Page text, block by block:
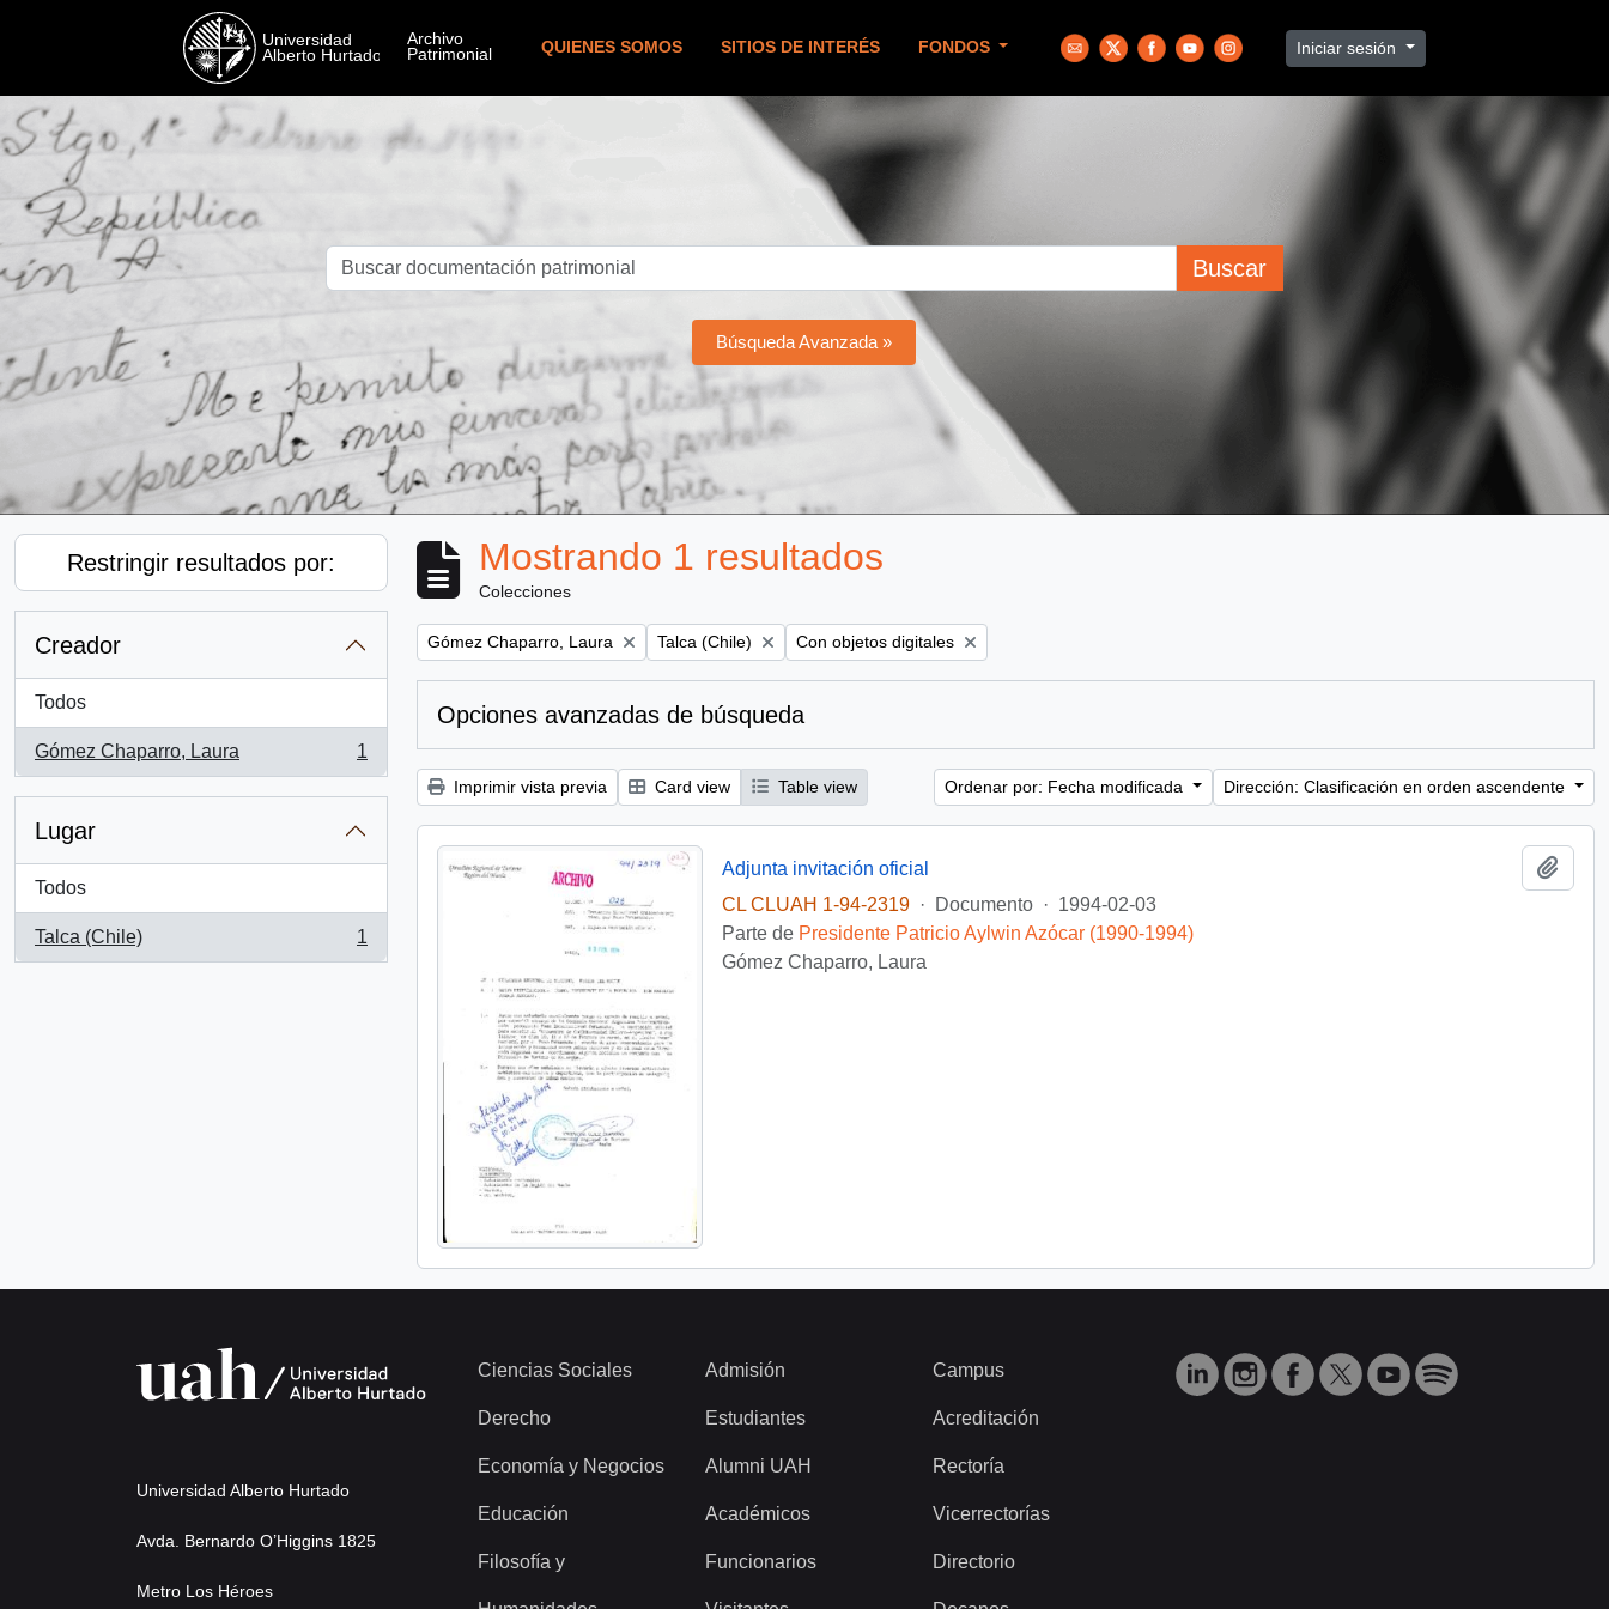
QUIENES SOMOS SITIOS DE INTERÉS FONDOS Iniciar sesión
Buscar
Búsqueda Avanzada »
Restringir resultados por:
Creador
Todos
Gómez Chaparro, Laura
, 1 resultados
1
Lugar
Todos
Talca (Chile)
, 1 resultados
1
Mostrando 1 resultados
Colecciones
Remove filter:
Gómez Chaparro, Laura Remove filter:
Talca (Chile) Remove filter:
Con objetos digitales
Opciones avanzadas de búsqueda
Imprimir vista previa Card view Table view Ordenar por: Fecha modificada Dirección: Clasificación en orden ascendente
Adjunta invitación oficial
CL CLUAH 1-94-2319
· Documento · 1994-02-03
Parte de Presidente Patricio Aylwin Azócar (1990-1994)
Gómez Chaparro, Laura
Universidad Alberto Hurtado
Avda. Bernardo O’Higgins 1825
Metro Los Héroes
Ciencias Sociales
Derecho
Economía y Negocios
Educación
Filosofía y
Admisión
Estudiantes
Alumni UAH
Académicos
Funcionarios
Campus
Acreditación
Rectoría
Vicerrectorías
Directorio